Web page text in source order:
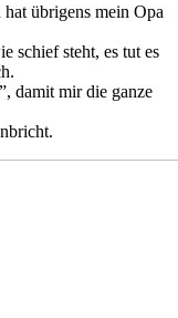
übrigens mein Opa
schief steht, es tut es
damit mir die ganze